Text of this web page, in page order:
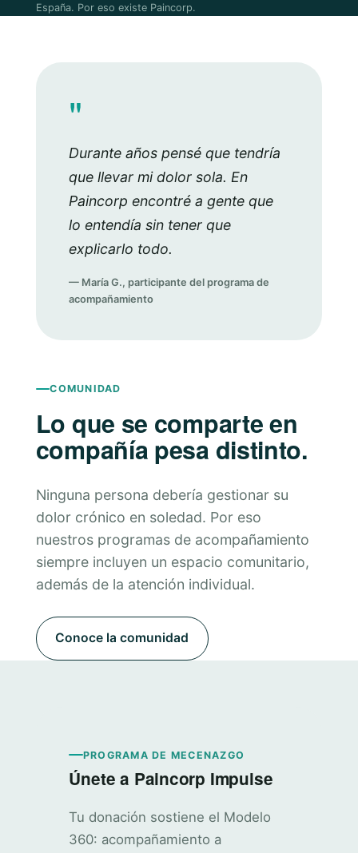
España. Por eso existe Paincorp.
"
Durante años pensé que tendría
que llevar mi dolor sola. En
Paincorp encontré a gente que
lo entendía sin tener que
explicarlo todo.
— María G., participante del programa de
acompañamiento
COMUNIDAD
Lo que se comparte en
compañía pesa distinto.
Ninguna persona debería gestionar su
dolor crónico en soledad. Por eso
nuestros programas de acompañamiento
siempre incluyen un espacio comunitario,
además de la atención individual.
Conoce la comunidad
PROGRAMA DE MECENAZGO
Únete a Paincorp Impulse
Tu donación sostiene el Modelo
360: acompañamiento a